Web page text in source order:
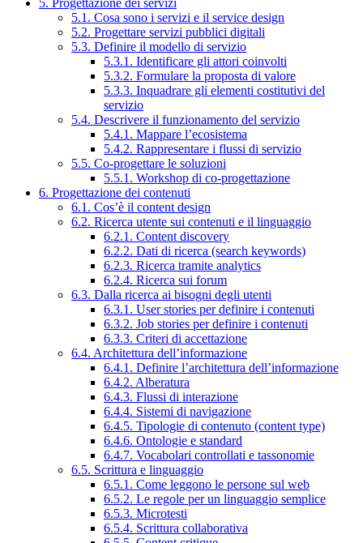
5.1. Cosa sono i servizi e il service design
5.2. Progettare servizi pubblici digitali
5.3. Definire il modello di servizio
5.3.1. Identificare gli attori coinvolti
5.3.2. Formulare la proposta di valore
5.3.3. Inquadrare gli elementi costitutivi del
servizio
5.4. Descrivere il funzionamento del servizio
5.4.1. Mappare l’ecosistema
5.4.2. Rappresentare i flussi di servizio
5.5. Co-progettare le soluzioni
5.5.1. Workshop di co-progettazione
6. Progettazione dei contenuti
6.1. Cos’è il content design
6.2. Ricerca utente sui contenuti e il linguaggio
6.2.1. Content discovery
6.2.2. Dati di ricerca (search keywords)
6.2.3. Ricerca tramite analytics
6.2.4. Ricerca sui forum
6.3. Dalla ricerca ai bisogni degli utenti
6.3.1. User stories per definire i contenuti
6.3.2. Job stories per definire i contenuti
6.3.3. Criteri di accettazione
6.4. Architettura dell’informazione
6.4.1. Definire l’architettura dell’informazione
6.4.2. Alberatura
6.4.3. Flussi di interazione
6.4.4. Sistemi di navigazione
6.4.5. Tipologie di contenuto (content type)
6.4.6. Ontologie e standard
6.4.7. Vocabolari controllati e tassonomie
6.5. Scrittura e linguaggio
6.5.1. Come leggono le persone sul web
6.5.2. Le regole per un linguaggio semplice
6.5.3. Microtesti
6.5.4. Scrittura collaborativa